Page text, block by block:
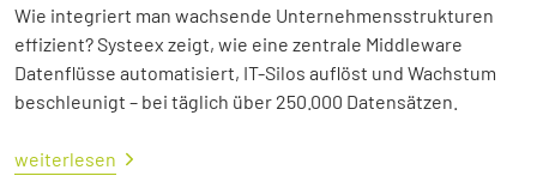
Wie integriert man wachsende Unternehmensstrukturen
effizient? Systeex zeigt, wie eine zentrale Middleware
Datenflüsse automatisiert, IT-Silos auflöst und Wachstum
beschleunigt – bei täglich über 250.000 Datensätzen.
weiterlesen